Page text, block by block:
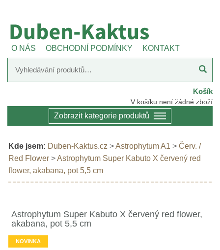
O NÁS OBCHODNÍ PODMÍNKY KONTAKT
Košík
V košíku není žádné zboží
Zobrazit kategorie produktů
Kde jsem: Duben-Kaktus.cz >Astrophytum A1 > Červ. /
Red Flower >Astrophytum Super Kabuto X červený red
flower, akabana, pot 5,5 cm
Astrophytum Super Kabuto X červený red flower,
akabana, pot 5,5 cm
NOVINKA